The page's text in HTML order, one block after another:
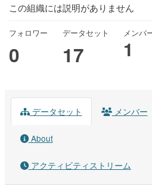
この組織には説明がありません
フォロワー
0
データセット
17
メンバ
1
データセット メンバー
About
アクティビティストリーム